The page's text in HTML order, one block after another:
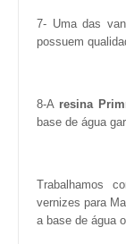
7- Uma das
possuem
8-A resina
base de água
Trabalhamos
vernizes para
a base de água